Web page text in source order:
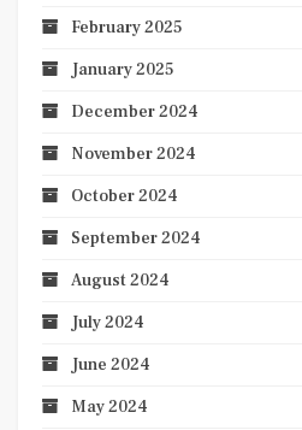
February 2025
January 2025
December 2024
November 2024
October 2024
September 2024
August 2024
July 2024
June 2024
May 2024